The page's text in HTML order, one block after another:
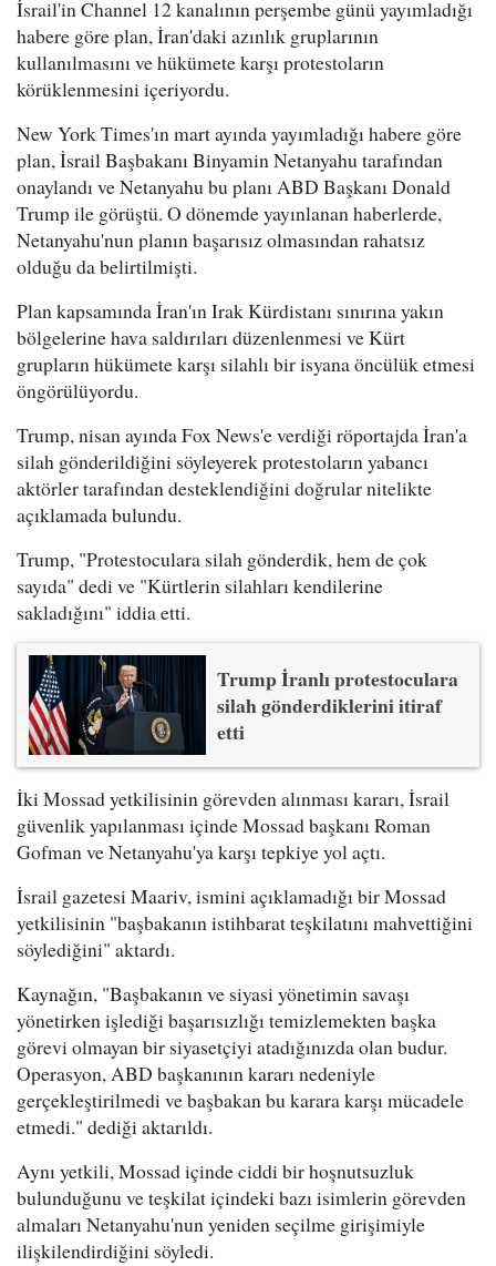
İsrail'in Channel 12 kanalının perşembe günü yayımladığı
habere göre plan, İran'daki azınlık gruplarının
kullanılmasını ve hükümete karşı protestoların
körüklenmesini içeriyordu.
New York Times'ın mart ayında yayımladığı habere göre
plan, İsrail Başbakanı Binyamin Netanyahu tarafından
onaylandı ve Netanyahu bu planı ABD Başkanı Donald
Trump ile görüştü. O dönemde yayınlanan haberlerde,
Netanyahu'nun planın başarısız olmasından rahatsız
olduğu da belirtilmişti.
Plan kapsamında İran'ın Irak Kürdistanı sınırına yakın
bölgelerine hava saldırıları düzenlenmesi ve Kürt
grupların hükümete karşı silahlı bir isyana öncülük etmesi
öngörülüyordu.
Trump, nisan ayında Fox News'e verdiği röportajda İran'a
silah gönderildiğini söyleyerek protestoların yabancı
aktörler tarafından desteklendiğini doğrular nitelikte
açıklamada bulundu.
Trump, "Protestoculara silah gönderdik, hem de çok
sayıda" dedi ve "Kürtlerin silahları kendilerine
sakladığını" iddia etti.
Trump İranlı protestoculara
silah gönderdiklerini itiraf
etti
İki Mossad yetkilisinin görevden alınması kararı, İsrail
güvenlik yapılanması içinde Mossad başkanı Roman
Gofman ve Netanyahu'ya karşı tepkiye yol açtı.
İsrail gazetesi Maariv, ismini açıklamadığı bir Mossad
yetkilisinin "başbakanın istihbarat teşkilatını mahvettiğini
söylediğini" aktardı.
Kaynağın, "Başbakanın ve siyasi yönetimin savaşı
yönetirken işlediği başarısızlığı temizlemekten başka
görevi olmayan bir siyasetçiyi atadığınızda olan budur.
Operasyon, ABD başkanının kararı nedeniyle
gerçekleştirilmedi ve başbakan bu karara karşı mücadele
etmedi." dediği aktarıldı.
Aynı yetkili, Mossad içinde ciddi bir hoşnutsuzluk
bulunduğunu ve teşkilat içindeki bazı isimlerin görevden
almaları Netanyahu'nun yeniden seçilme girişimiyle
ilişkilendirdiğini söyledi.